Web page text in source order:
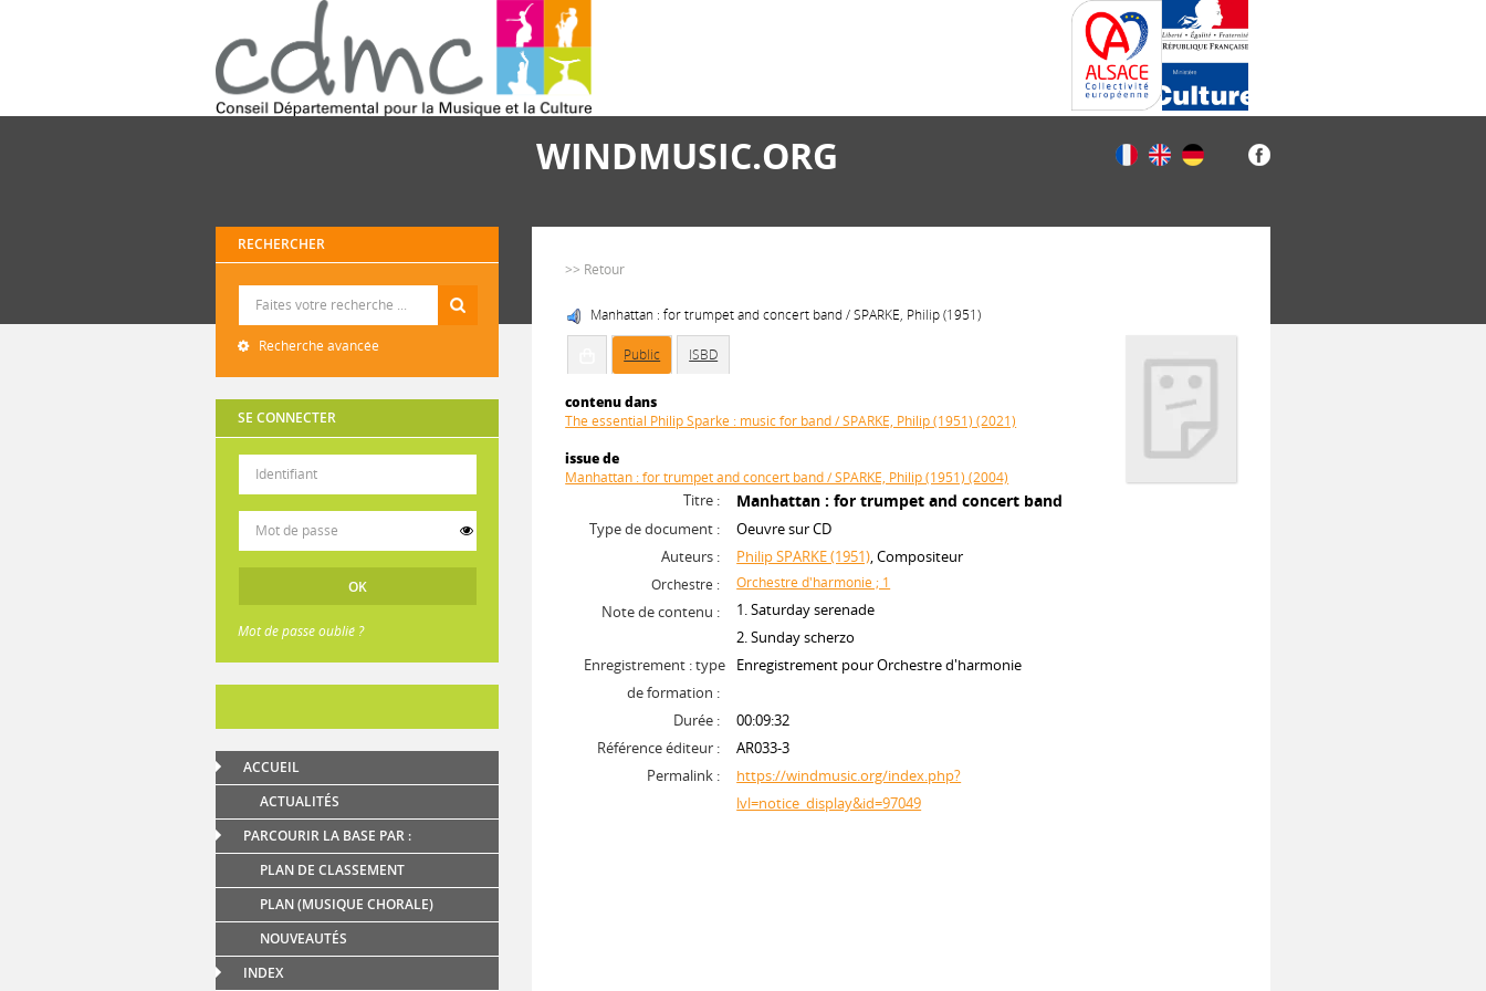
WINDMUSIC.ORG
RECHERCHER
Recherche avancée
SE CONNECTER
Mot de passe oublié ?
ACCUEIL
ACTUALITÉS
PARCOURIR LA BASE PAR :
PLAN DE CLASSEMENT
PLAN (MUSIQUE CHORALE)
NOUVEAUTÉS
INDEX
>> Retour
Manhattan : for trumpet and concert band / SPARKE, Philip (1951)
Public ISBD
contenu dans
The essential Philip Sparke : music for band / SPARKE, Philip (1951) (2021)
issue de
Manhattan : for trumpet and concert band / SPARKE, Philip (1951) (2004)
Titre : Manhattan : for trumpet and concert band
Type de document :
Oeuvre sur CD
Auteurs :
Philip SPARKE (1951), Compositeur
Orchestre : Orchestre d'harmonie ; 1
Note de contenu :
1. Saturday serenade
2. Sunday scherzo
Enregistrement : type
de formation :
Enregistrement pour Orchestre d'harmonie
Durée :
00:09:32
Référence éditeur :
AR033-3
Permalink :
https://windmusic.org/index.php?
lvl=notice_display&id=97049